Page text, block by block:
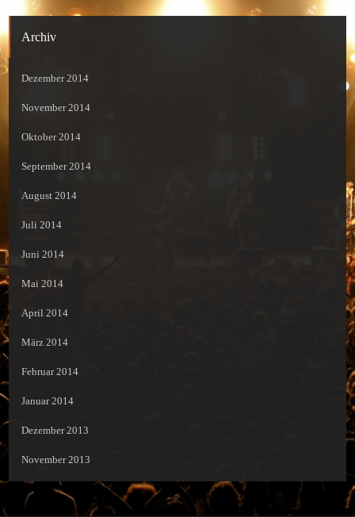
Archiv
Dezember 2014
November 2014
Oktober 2014
September 2014
August 2014
Juli 2014
Juni 2014
Mai 2014
April 2014
März 2014
Februar 2014
Januar 2014
Dezember 2013
November 2013